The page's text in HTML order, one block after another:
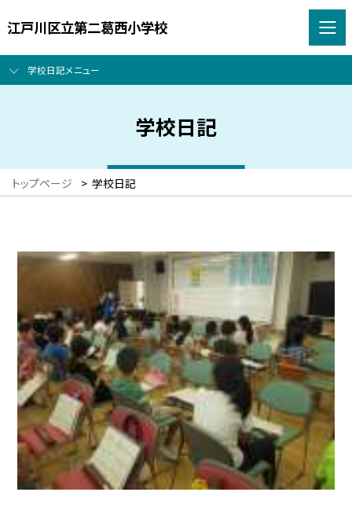
江戸川区立第二葛西小学校
学校日記メニュー
学校日記
トップページ > 学校日記